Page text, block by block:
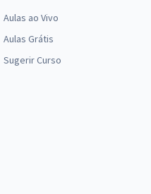
Aulas ao Vivo
Aulas Grátis
Sugerir Curso